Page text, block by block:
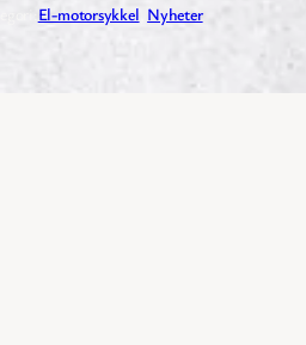
El-motorsykkel Nyheter